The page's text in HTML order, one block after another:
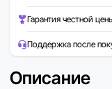
Гарантия честной
Поддержка после
Описание